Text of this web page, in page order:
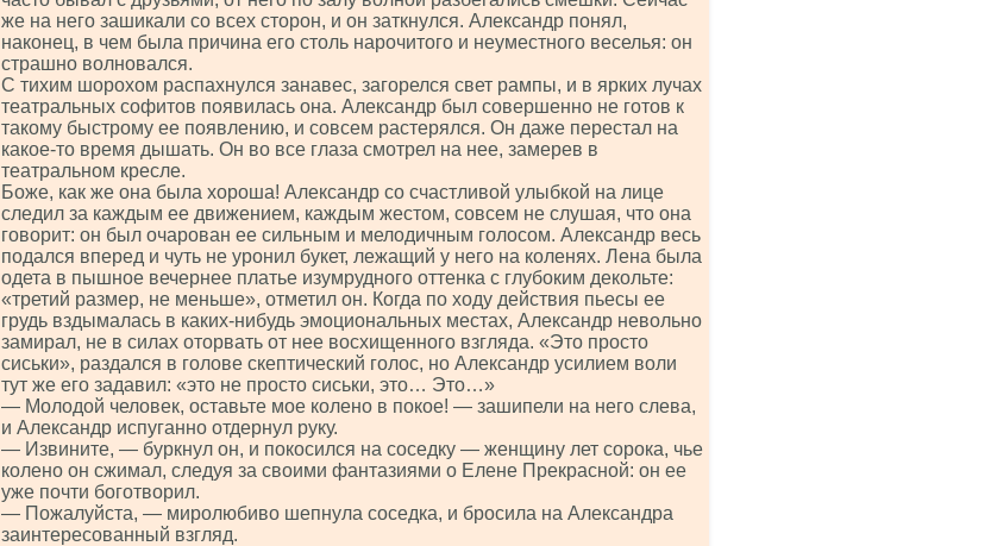
же на него зашикали со всех сторон, и он заткнулся. Александр понял,
наконец, в чем была причина его столь нарочитого и неуместного веселья: он
страшно волновался.
С тихим шорохом распахнулся занавес, загорелся свет рампы, и в ярких лучах
театральных софитов появилась она. Александр был совершенно не готов к
такому быстрому ее появлению, и совсем растерялся. Он даже перестал на
какое-то время дышать. Он во все глаза смотрел на нее, замерев в
театральном кресле.
Боже, как же она была хороша! Александр со счастливой улыбкой на лице
следил за каждым ее движением, каждым жестом, совсем не слушая, что она
говорит: он был очарован ее сильным и мелодичным голосом. Александр весь
подался вперед и чуть не уронил букет, лежащий у него на коленях. Лена была
одета в пышное вечернее платье изумрудного оттенка с глубоким декольте:
«третий размер, не меньше», отметил он. Когда по ходу действия пьесы ее
грудь вздымалась в каких-нибудь эмоциональных местах, Александр невольно
замирал, не в силах оторвать от нее восхищенного взгляда. «Это просто
сиськи», раздался в голове скептический голос, но Александр усилием воли
тут же его задавил: «это не просто сиськи, это… Это…»
— Молодой человек, оставьте мое колено в покое! — зашипели на него слева,
и Александр испуганно отдернул руку.
— Извините, — буркнул он, и покосился на соседку — женщину лет сорока, чье
колено он сжимал, следуя за своими фантазиями о Елене Прекрасной: он ее
уже почти боготворил.
— Пожалуйста, — миролюбиво шепнула соседка, и бросила на Александра
заинтересованный взгляд.